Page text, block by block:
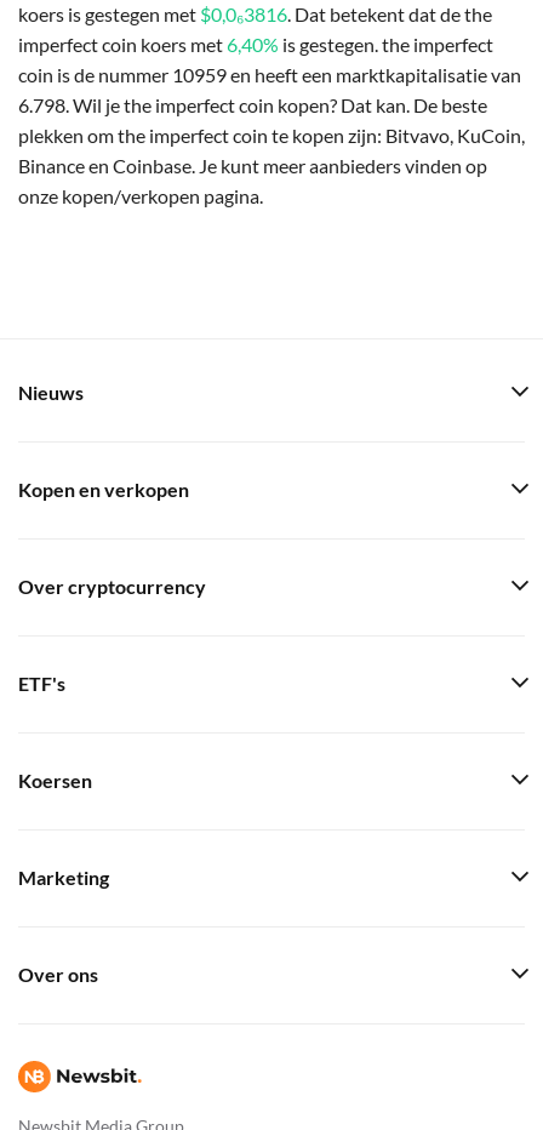
koers is gestegen met $0,0₆3816. Dat betekent dat de the
imperfect coin koers met6,40% is gestegen. the imperfect
coin is de nummer 10959 en heeft een marktkapitalisatie van
6.798. Wil je the imperfect coin kopen? Dat kan. De beste
plekken om the imperfect coin te kopen zijn: Bitvavo, KuCoin,
Binance en Coinbase. Je kunt meer aanbieders vinden op
onze kopen/verkopen pagina.
Newsbit Media Group
Nieuws
Kopen en verkopen
Over cryptocurrency
ETF's
Koersen
Marketing
Over ons